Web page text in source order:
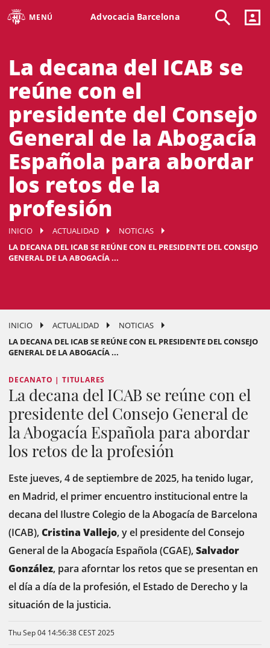
MENÚ Advocacia Barcelona
La decana del ICAB se
reúne con el
presidente del Consejo
General de la Abogacía
Española para abordar
los retos de la
profesión
INICIO ACTUALIDAD
NOTICIAS
LA DECANA DEL ICAB SE REÚNE CON EL PRESIDENTE DEL CONSEJO
GENERAL DE LA ABOGACÍA ...
INICIO ACTUALIDAD
NOTICIAS
LA DECANA DEL ICAB SE REÚNE CON EL PRESIDENTE DEL CONSEJO
GENERAL DE LA ABOGACÍA ...
DECANATO | TITULARES
La decana del ICAB se reúne con el
presidente del Consejo General de
la Abogacía Española para abordar
los retos de la profesión
Este jueves, 4 de septiembre de 2025, ha tenido lugar,
en Madrid, el primer encuentro institucional entre la
decana del Ilustre Colegio de la Abogacía de Barcelona
(ICAB), Cristina Vallejo, y el presidente del Consejo
General de la Abogacía Española (CGAE), Salvador
González, para aforntar los retos que se presentan en
el día a día de la profesión, el Estado de Derecho y la
situación de la justicia.
Thu Sep 04 14:56:38 CEST 2025